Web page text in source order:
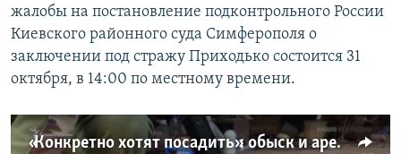
жалобы на постановление подконтрольного России
Киевского районного суда Симферополя о
заключении под стражу Приходько состоится 31
октября, в 14:00 по местному времени.
«Конкретно хотят посадить»: обыск и арест Олега Приходько (видео)